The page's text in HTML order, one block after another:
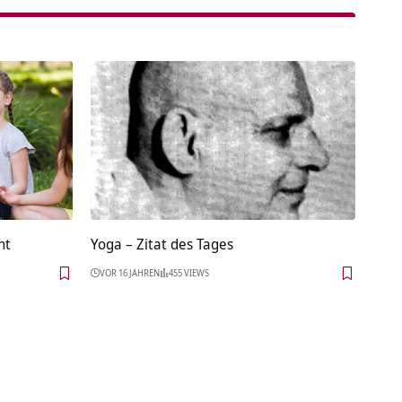
Yoga – Zitat des Tages
VOR 16 JAHREN 455 VIEWS